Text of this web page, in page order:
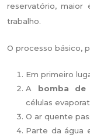
reservatório,
trabalho.
O processo básico,
Em primeiro
A bomba
células
O ar quente
Parte da água